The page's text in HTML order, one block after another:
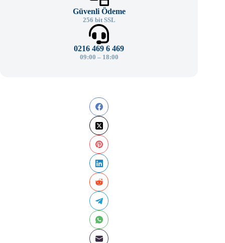
Güvenli Ödeme
256 bit SSL
0216 469 6 469
09:00 – 18:00